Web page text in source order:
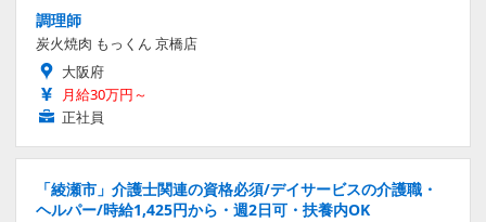
調理師
炭火焼肉 もっくん 京橋店
大阪府
月給30万円～
正社員
「綾瀬市」介護士関連の資格必須/デイサービスの介護職・
ヘルパー/時給1,425円から・週2日可・扶養内OK